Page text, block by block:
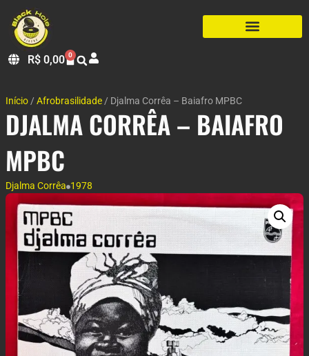
R$ 0,00 0
Início / Afrobrasilidade / Djalma Corrêa – Baiafro MPBC
DJALMA CORRÊA – BAIAFRO
MPBC
Djalma Corrêa 1978